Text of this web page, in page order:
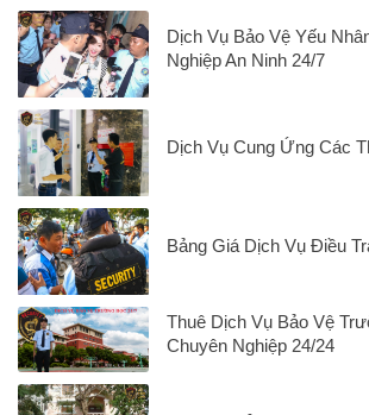
Dịch Vụ Bảo Vệ Yếu
Nghiệp An Ninh 24/7
Dịch Vụ Cung Ứng Các
Bảng Giá Dịch Vụ Điều
Thuê Dịch Vụ Bảo Vệ
Chuyên Nghiệp 24/24